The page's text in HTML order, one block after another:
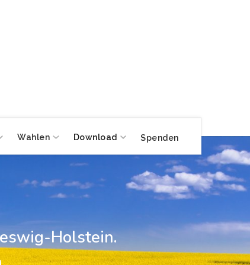
Wahlen Download Spenden
Holstein.